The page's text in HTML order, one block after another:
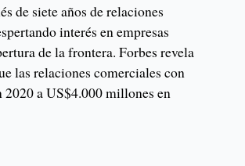
de siete años de relaciones
interés en empresas
de la frontera. Forbes revela
las relaciones comerciales con
2020 a US$4.000 millones en